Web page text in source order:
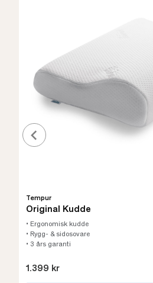
Tempur
Original Kudde
• Ergonomisk kudde
• Rygg- & sidosovare
• 3 års garanti
1.399 kr